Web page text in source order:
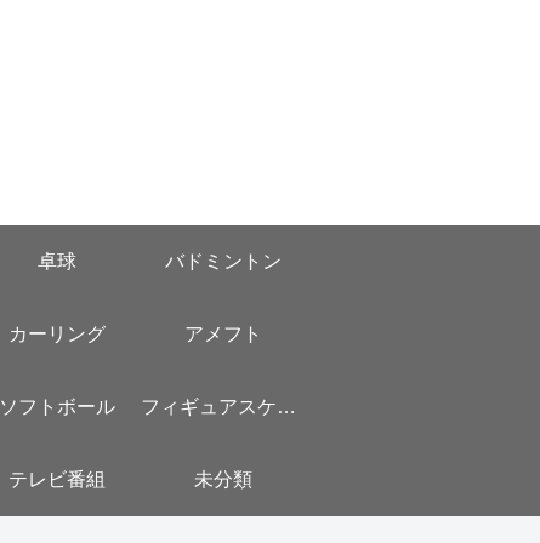
卓球 バドミントン
カーリング アメフト
ソフトボール フィギュアスケート
テレビ番組 未分類